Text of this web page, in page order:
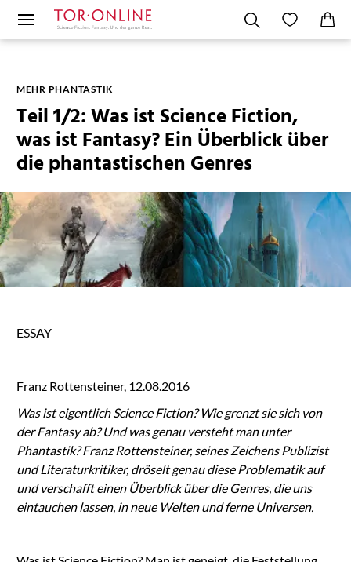
MEHR PHANTASTIK
Teil 1/2: Was ist Science Fiction,
was ist Fantasy? Ein Überblick über
die phantastischen Genres
ESSAY
Franz Rottensteiner, 12.08.2016
Was ist eigentlich Science Fiction? Wie grenzt sie sich von
der Fantasy ab? Und was genau versteht man unter
Phantastik? Franz Rottensteiner, seines Zeichens Publizist
und Literaturkritiker, dröselt genau diese Problematik auf
und verschafft einen Überblick über die Genres, die uns
eintauchen lassen, in neue Welten und ferne Universen.